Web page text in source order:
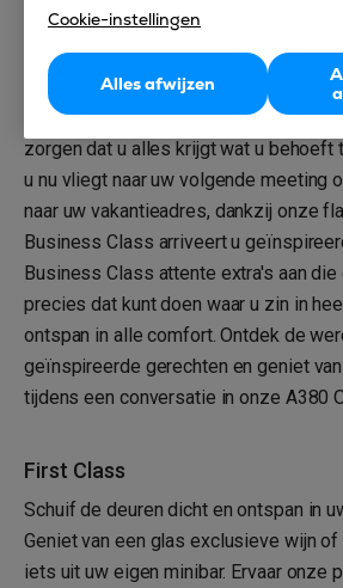
Business Class
De Business Class ervaring begint
cabine personeel in de
zorgen dat u alles krijgt wat u behoeft
u nu vliegt naar uw volgende meeting
naar uw vakantieadres, dankzij onze
Business Class arriveert u
Business Class attente extra's aan
precies dat kunt doen waar u zin in
ontspan in alle comfort. Ontdek de
geïnspireerde gerechten en geniet
tijdens een conversatie in onze A380
First Class
Schuif de deuren dicht en ontspan in
Geniet van een glas exclusieve wijn
iets uit uw eigen minibar. Ervaar onze
Cookie-instellingen
Alles afwijzen